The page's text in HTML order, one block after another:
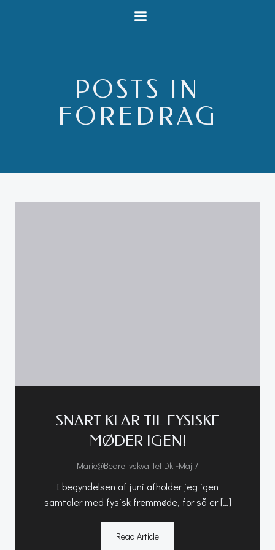
til
POSTS IN
FOREDRAG
SNART KLAR TIL FYSISKE
MØDER IGEN!
Marie@bedrelivskvalitet.dk -Maj 7
I begyndelsen af juni afholder jeg igen
samtaler med fysisk fremmøde, for så er […]
Read Article